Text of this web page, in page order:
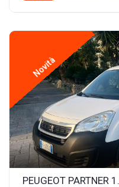
Novità